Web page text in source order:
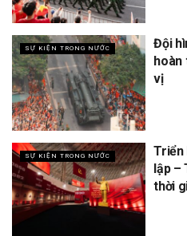
SỰ KIỆN TRONG NƯỚC
Đội
hoàn
vị
SỰ KIỆN TRONG NƯỚC
Triển
lập –
thời